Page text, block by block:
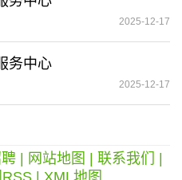
2025-12-17
务中心
2025-12-17
网站地图 联系我们